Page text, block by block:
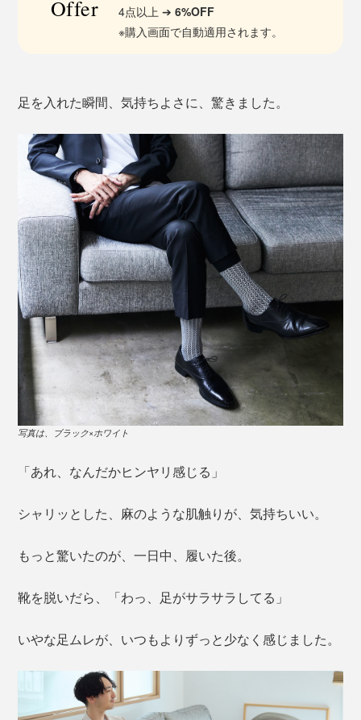
Offer
4点以上 ➔6%OFF
※購入画面で自動適用されます。
足を入れた瞬間、気持ちよさに、驚きました。
写真は、ブラック×ホワイト
「あれ、なんだかヒンヤリ感じる」
シャリッとした、麻のような肌触りが、気持ちいい。
もっと驚いたのが、一日中、履いた後。
靴を脱いだら、「わっ、足がサラサラしてる」
いやな足ムレが、いつもよりずっと少なく感じました。